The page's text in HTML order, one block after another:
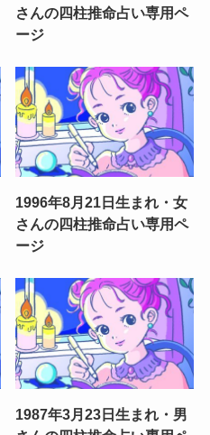
さんの四柱推命占い専用ペ
ージ
1996年8月21日生まれ・女
さんの四柱推命占い専用ペ
ージ
1987年3月23日生まれ・男